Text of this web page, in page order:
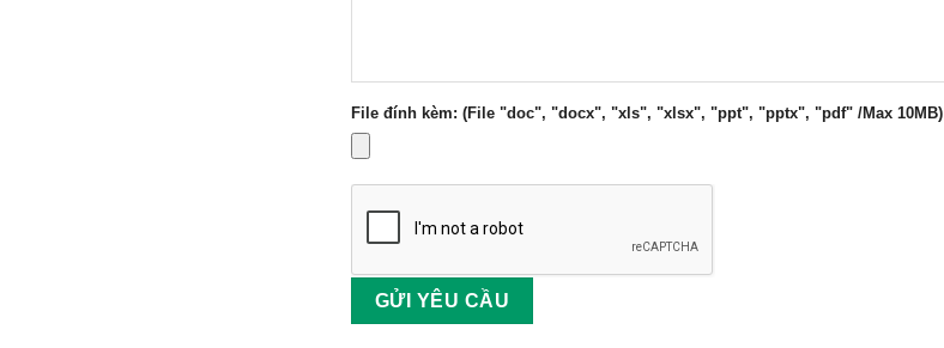
File đính kèm: (File "doc", "docx", "xls", "xlsx", "ppt", "pptx", "pdf" /Max 10MB)